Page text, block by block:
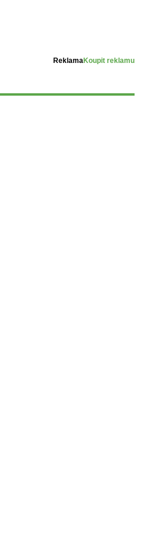
ReklamaKoupit reklamu